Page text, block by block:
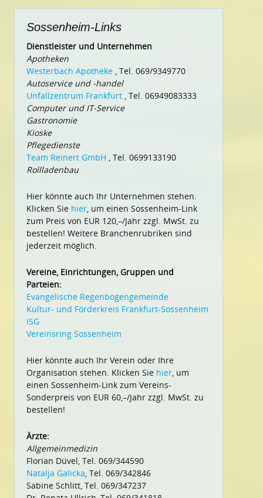
Sossenheim-Links
Dienstleister und Unternehmen
Apotheken
Westerbach Apotheke , Tel. 069/9349770
Autoservice und -handel
Unfallzentrum Frankfurt , Tel. 06949083333
Computer und IT-Service
Gastronomie
Kioske
Pflegedienste
Team Reinert GmbH , Tel. 0699133190
Rollladenbau
Hier könnte auch Ihr Unternehmen stehen.
Klicken Sie hier, um einen Sossenheim-Link
zum Preis von EUR 120,–/Jahr zzgl. MwSt. zu
bestellen! Weitere Branchenrubriken sind
jederzeit möglich.
Vereine, Einrichtungen, Gruppen und
Parteien:
Evangelische Regenbogengemeinde
Kultur- und Förderkreis Frankfurt-Sossenheim
ISG
Vereinsring Sossenheim
Hier könnte auch Ihr Verein oder Ihre
Organisation stehen. Klicken Sie hier, um
einen Sossenheim-Link zum Vereins-
Sonderpreis von EUR 60,–/Jahr zzgl. MwSt. zu
bestellen!
Ärzte:
Allgemeinmedizin
Florian Düvel, Tel. 069/344590
Natalja Galicka, Tel. 069/342846
Sabine Schlitt, Tel. 069/347237